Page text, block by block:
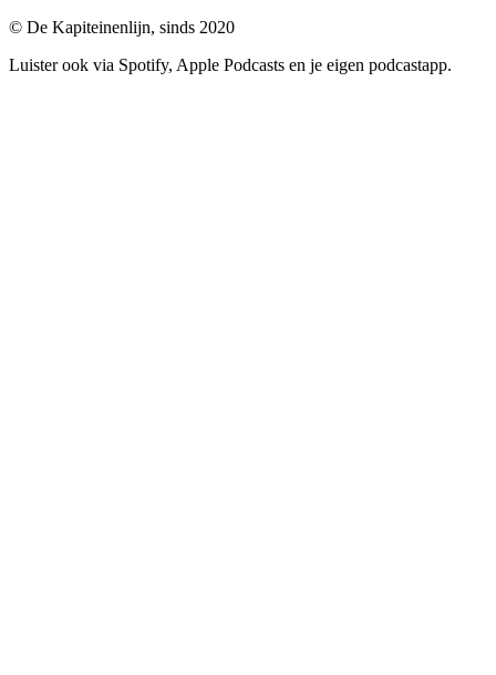
© De Kapiteinenlijn, sinds 2020
Luister ook via Spotify, Apple Podcasts en je eigen podcastapp.